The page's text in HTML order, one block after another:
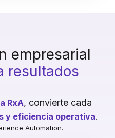
empresarial
resultados
RxA, convierte cada
y eficiencia operativa.
Automation.